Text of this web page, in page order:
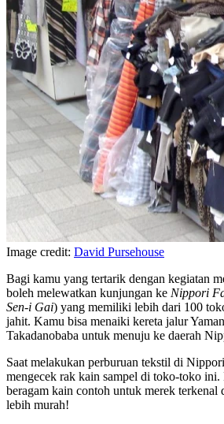
Image credit: David Pursehouse
Bagi kamu yang tertarik dengan kegiatan
boleh melewatkan kunjungan ke Nippori
Sen-i Gai) yang memiliki lebih dari 100
jahit. Kamu bisa menaiki kereta jalur
Takadanobaba untuk menuju ke daerah
Saat melakukan perburuan tekstil di
mengecek rak kain sampel di toko-toko ini.
beragam kain contoh untuk merek terkenal
lebih murah!